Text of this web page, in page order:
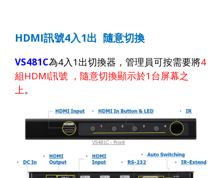
HDMI訊號4入1出 隨意切換
VS481C為4入 1 出切換器，管理員可按需要將4
組HDMI訊號 ，隨意切換顯示於1 台屏幕之
上。